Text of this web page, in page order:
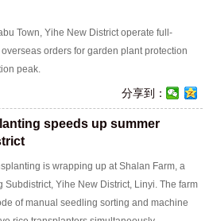
Town, Yihe New District operate full-
orders for garden plant protection
peak.
分享到：
speeds up summer
is wrapping up at Shalan Farm, a
Yihe New District, Linyi. The farm
of manual seedling sorting and machine